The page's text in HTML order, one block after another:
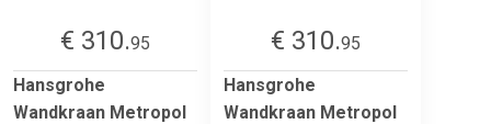
€ 310.95
Hansgrohe
Wandkraan Metropol
€ 310.95
Hansgrohe
Wandkraan Metropol